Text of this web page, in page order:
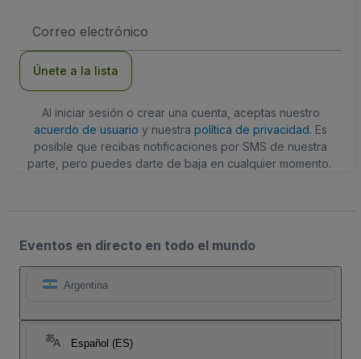
de
Únete a la lista
Al iniciar sesión o crear una cuenta, aceptas nuestro
acuerdo de usuario y nuestra política de privacidad. Es
posible que recibas notificaciones por SMS de nuestra
parte, pero puedes darte de baja en cualquier momento.
Eventos en directo en todo el mundo
Argentina
Español (ES)